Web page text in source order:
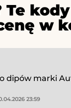
Te
w
dipów marki
23:59